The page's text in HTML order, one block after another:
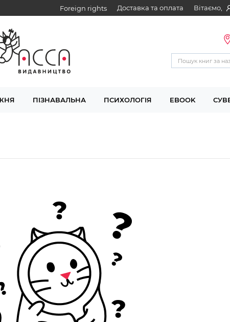
Foreign rights Доставка та оплата Вітаємо,
ПІЗНАВАЛЬНА ПСИХОЛОГІЯ EBOOK